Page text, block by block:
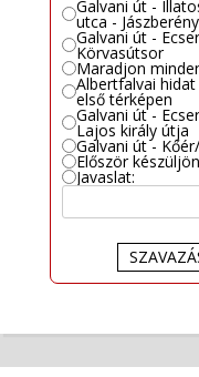
Galvani út -
utca -
Galvani út -
Körvasútsor
Maradjon
Albertfalvai
első térképen
Galvani út -
Lajos király útja
Galvani út -
Először
Javaslat: